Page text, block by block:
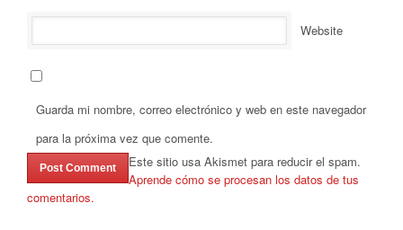
Website
Guarda mi nombre, correo electrónico y web en este navegador
para la próxima vez que comente.
Este sitio usa Akismet para reducir el spam.
Aprende cómo se procesan los datos de tus
comentarios.